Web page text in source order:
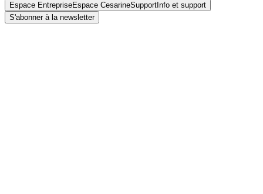
Espace EntrepriseEspace CesarineSupport Info et support
S'abonner à la newsletter